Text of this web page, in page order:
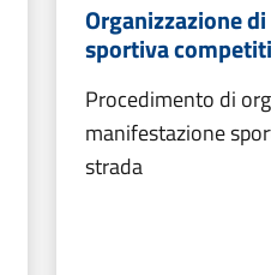
Organizzazione
sportiva
Procedimento di
manifestazione
strada